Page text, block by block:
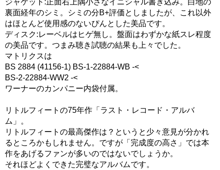
裏面経年のシミ。シミの分B+評価としましたが、これ以外
はほとんど使用感のないぴんとした美品です。
ディスク:レーベルはヒゲ無し。盤面はわずかな紙スレ程度
の美品です。つまみ聴き試聴の結果も上々でした。
マトリクスは
BS 2884 (41156-1) BS-1-22884-WB -<
BS-2-22884-WW2 -<
ワーナーのカンパニー内袋付属。
リトルフィートの75年作「ラスト・レコード・アルバ
ム」。
リトルフィートの最高傑作は？というと少々意見が分かれ
るところかもしれません。ですが「完成度の高さ」では本
作をあげるファンが多いのではないでしょうか。
それほどよくできた完璧なアルバムです。